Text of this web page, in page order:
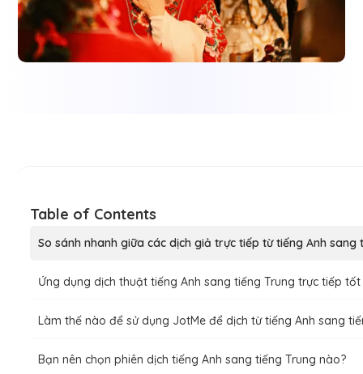
Table of Contents
So sánh nhanh giữa các dịch giả trực tiếp từ tiếng Anh sang
Ứng dụng dịch thuật tiếng Anh sang tiếng Trung trực tiếp
Làm thế nào để sử dụng JotMe để dịch từ tiếng Anh sang
Bạn nên chọn phiên dịch tiếng Anh sang tiếng Trung nào?